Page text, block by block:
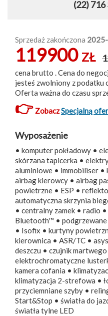
(22)
Sprzedaż zakończona
119900 ZŁ
cena brutto . Cena do
jesteś zwolniony z podatku
Oferta ważna do czasu
👉ZobaczSpecjalną
Wyposażenie
• komputer pokładowy •
skórzana tapicerka •
aluminiowe • immobiliser
airbag kierowcy • airbag
powietrzne • ESP •
automatyczna skrzynia
• centralny zamek • radio
Bluetooth™ •
• Isofix • kurtyny
kierownica • ASR/TC •
deszczu • czujnik
elektrochromatyczne
kamera cofania •
klimatyzacja 2-strefowa •
przyciemniane szyby •
Start&Stop • światła do
światła tylne LED